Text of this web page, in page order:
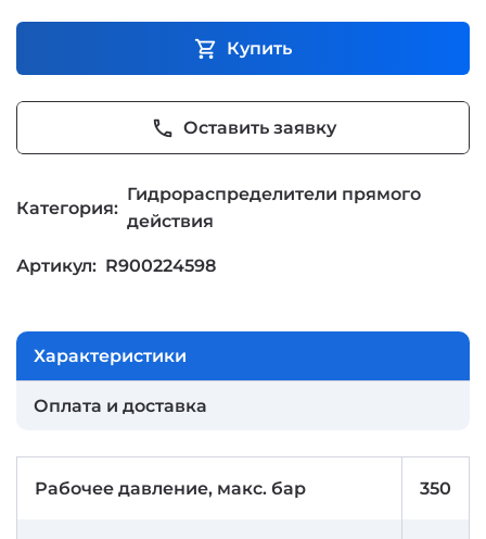
shopping_cart Купить
phone Оставить заявку
Категория:
Гидрораспределители прямого
действия
Артикул: R900224598
Характеристики
Оплата и доставка
Рабочее давление, макс. бар 350